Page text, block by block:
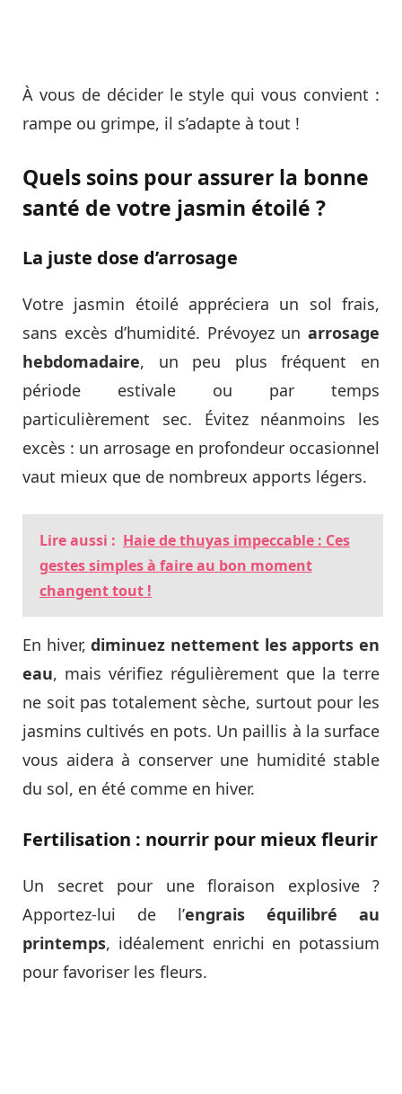
À vous de décider le style qui vous convient :
rampe ou grimpe, il s’adapte à tout !
Quels soins pour assurer la bonne
santé de votre jasmin étoilé ?
La juste dose d’arrosage
Votre jasmin étoilé appréciera un sol frais,
sans excès d’humidité. Prévoyez un arrosage
hebdomadaire, un peu plus fréquent en
période estivale ou par temps
particulièrement sec. Évitez néanmoins les
excès : un arrosage en profondeur occasionnel
vaut mieux que de nombreux apports légers.
Lire aussi : Haie de thuyas impeccable : Ces
gestes simples à faire au bon moment
changent tout !
En hiver,diminuez nettement les apports en
eau, mais vérifiez régulièrement que la terre
ne soit pas totalement sèche, surtout pour les
jasmins cultivés en pots. Un paillis à la surface
vous aidera à conserver une humidité stable
du sol, en été comme en hiver.
Fertilisation : nourrir pour mieux fleurir
Un secret pour une floraison explosive ?
Apportez-lui de l’engrais équilibré au
printemps, idéalement enrichi en potassium
pour favoriser les fleurs.